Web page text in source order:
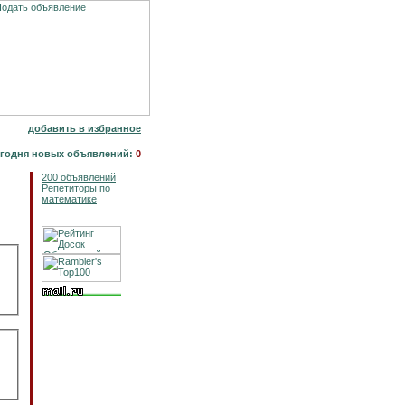
добавить в избранное
новых объявлений: 0
200 объявлений
Репетиторы по
математике